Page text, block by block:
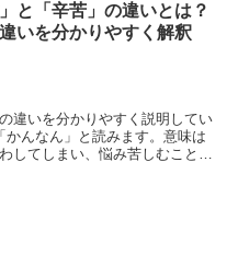
」と「辛苦」の違いとは？
いを分かりやすく解釈
違いを分かりやすく説明してい
んなん」と読みます。意味は
してしまい、悩み苦しむこと」